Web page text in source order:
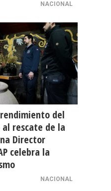
NACIONAL
del
rescate de la
Director
celebra la
NACIONAL